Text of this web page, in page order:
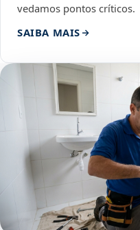
vedamos pontos críticos.
SAIBA MAIS